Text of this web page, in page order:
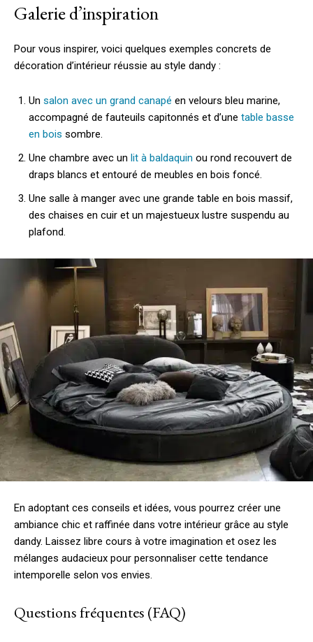
Galerie d’inspiration
Pour vous inspirer, voici quelques exemples concrets de
décoration d’intérieur réussie au style dandy :
Un salon avec un grand canapé en velours bleu marine,
accompagné de fauteuils capitonnés et d’une table basse
en bois sombre.
Une chambre avec un lit à baldaquin ou rond recouvert de
draps blancs et entouré de meubles en bois foncé.
Une salle à manger avec une grande table en bois massif,
des chaises en cuir et un majestueux lustre suspendu au
plafond.
En adoptant ces conseils et idées, vous pourrez créer une
ambiance chic et raffinée dans votre intérieur grâce au style
dandy. Laissez libre cours à votre imagination et osez les
mélanges audacieux pour personnaliser cette tendance
intemporelle selon vos envies.
Questions fréquentes (FAQ)